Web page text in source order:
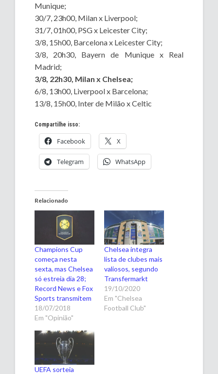
Munique;
30/7, 23h00, Milan x Liverpool;
31/7, 01h00, PSG x Leicester City;
3/8, 15h00, Barcelona x Leicester City;
3/8, 20h30, Bayern de Munique x Real
Madrid;
3/8, 22h30, Milan x Chelsea;
6/8, 13h00, Liverpool x Barcelona;
13/8, 15h00, Inter de Milão x Celtic
Compartilhe isso:
Facebook X
Telegram WhatsApp
Relacionado
Champions Cup
começa nesta
sexta, mas Chelsea
só estreia dia 28;
Record News e Fox
Sports transmitem
18/07/2018
Em "Opinião"
Chelsea integra
lista de clubes mais
valiosos, segundo
Transfermarkt
19/10/2020
Em "Chelsea
Football Club"
UEFA sorteia